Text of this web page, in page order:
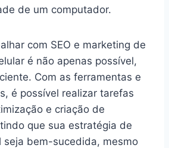
de um computador.
com SEO e marketing de
é não apenas possível,
Com as ferramentas e
é possível realizar tarefas
e criação de
que sua estratégia de
seja bem-sucedida, mesmo